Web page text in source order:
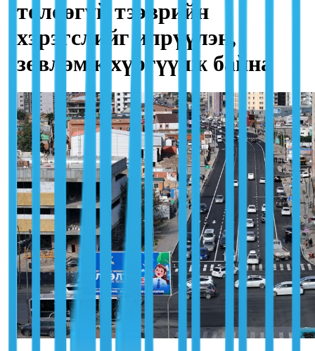
төлөөгүй тээврийн
хэрэгслийг илрүүлэн,
зөвлөмж хүргүүлж байна